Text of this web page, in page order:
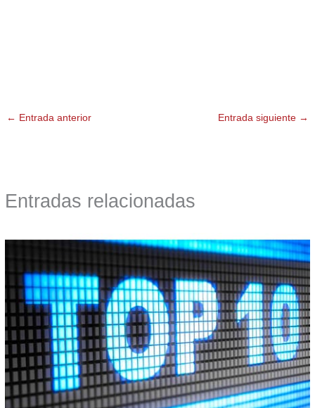
← Entrada anterior Entrada siguiente →
Entradas relacionadas